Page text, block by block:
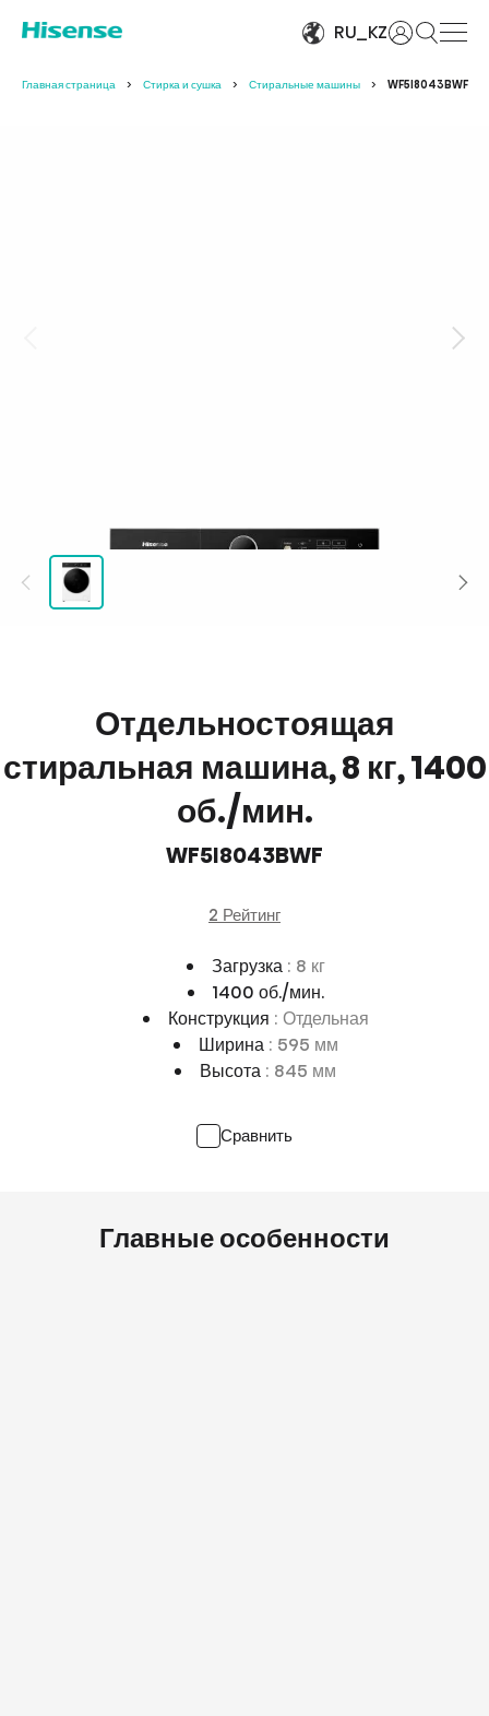
RU_KZВойти
Главная страница Стирка и сушка Стиральные машины WF5I8043BWF
Отдельностоящая
стиральная машина, 8 кг, 1400
об./мин.
WF5I8043BWF
2 Рейтинг
Загрузка : 8 кг
1400 об./мин.
Конструкция : Отдельная
Ширина : 595 мм
Высота : 845 мм
Сравнить
Главные особенности